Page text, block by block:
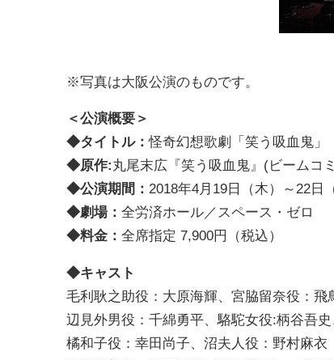
※写真は大阪公演のものです。
＜公演概要＞
◆タイトル：怪奇幻想歌劇「笑う吸血鬼」
◆原作:丸尾末広『笑う吸血鬼』(ビームコ
◆公演期間： 2018年4月19日（木）～22日
◆劇場： 全労済ホール／スペース・ゼロ
◆料金： 全席指定 7,900円（税込）
◆キャスト
毛利耿之助役：大原海輝、宮脇留奈役：飛
辺見外男役：千綿勇平、駱駝女役:柄谷吾史
橘和子役：幸田尚子、沼夫人役：野村麻衣